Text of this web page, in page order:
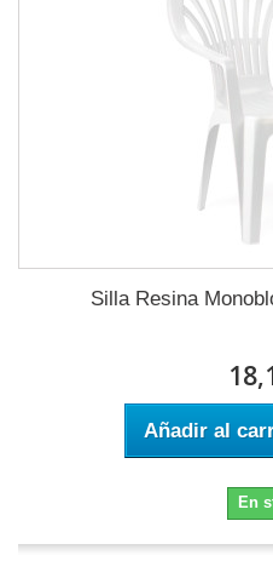
Silla Resina
Añadir al
En